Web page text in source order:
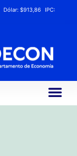
Dólar:$913,86
IPC: